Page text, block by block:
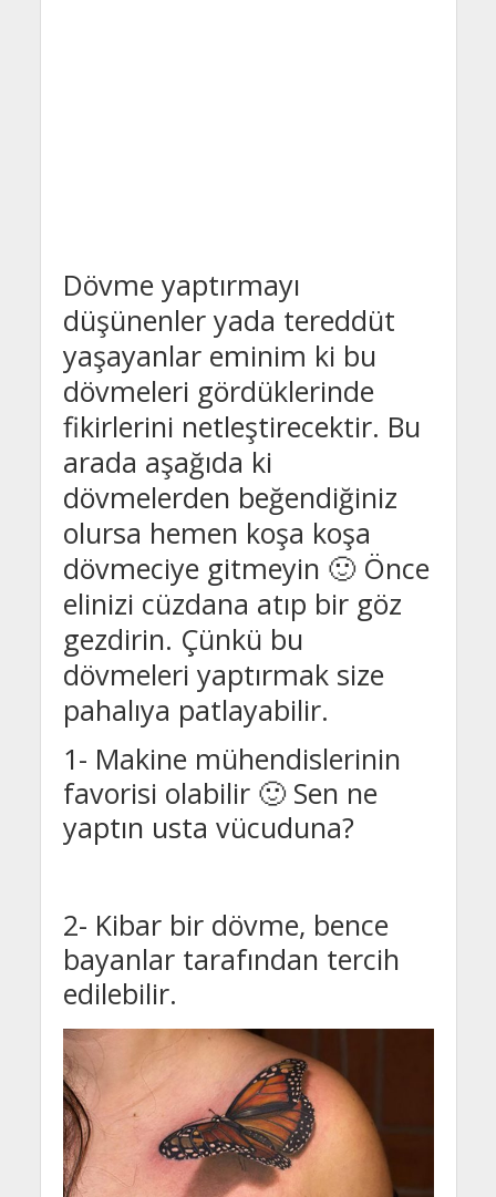
Dövme yaptırmayı
düşünenler yada tereddüt
yaşayanlar eminim ki bu
dövmeleri gördüklerinde
fikirlerini netleştirecektir. Bu
arada aşağıda ki
dövmelerden beğendiğiniz
olursa hemen koşa koşa
dövmeciye gitmeyin 🙂 Önce
elinizi cüzdana atıp bir göz
gezdirin. Çünkü bu
dövmeleri yaptırmak size
pahalıya patlayabilir.
1- Makine mühendislerinin
favorisi olabilir 🙂 Sen ne
yaptın usta vücuduna?
2- Kibar bir dövme, bence
bayanlar tarafından tercih
edilebilir.